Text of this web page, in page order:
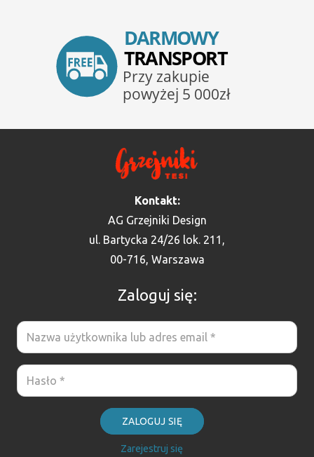
Kontakt:
AG Grzejniki Design
ul. Bartycka 24/26 lok. 211,
00-716, Warszawa
Zaloguj się:
ZALOGUJ SIĘ
Zarejestruj się